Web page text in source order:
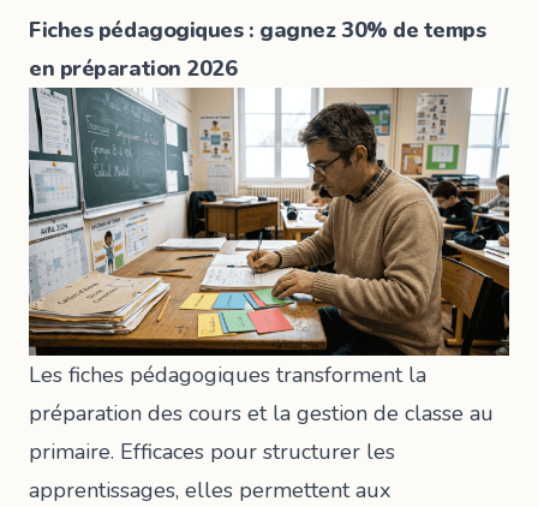
Fiches pédagogiques : gagnez 30% de temps
en préparation 2026
Les fiches pédagogiques transforment la
préparation des cours et la gestion de classe au
primaire. Efficaces pour structurer les
apprentissages, elles permettent aux